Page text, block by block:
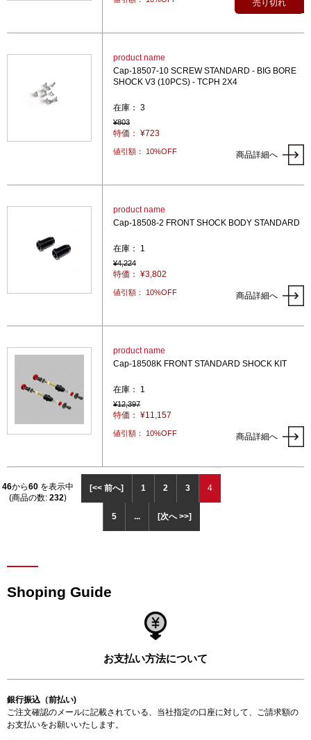
商品詳細へ
売り切れ
product name
Cap-18507-10 SCREW STANDARD - BIG BORE
SHOCK V3 (10PCS) - TCPH 2X4
在庫： 3
¥803
特価： ¥723
値引額： 10%OFF 商品詳細へ
product name
Cap-18508-2 FRONT SHOCK BODY STANDARD
在庫： 1
¥4,224
特価： ¥3,802
値引額： 10%OFF 商品詳細へ
product name
Cap-18508K FRONT STANDARD SHOCK KIT
在庫： 1
¥12,397
特価： ¥11,157
値引額： 10%OFF 商品詳細へ
[<< 前へ] 1 2 3 4
5 ... [次へ >>]
46から60 を表示中
(商品の数:232)
Shoping Guide
お支払い方法について
銀行振込（前払い)
ご注文確認のメールに記載されている、当社指定の口座に対して、ご請求額の
お支払いをお願いいたします。